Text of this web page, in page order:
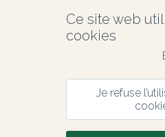
Ce site web
cookies
Je refuse